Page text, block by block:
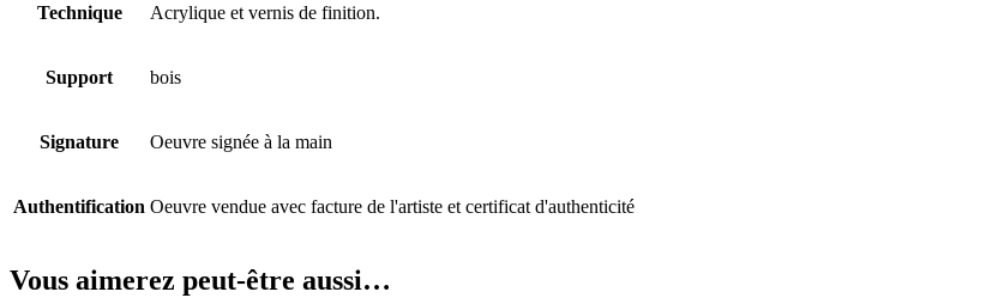
Technique Acrylique et vernis de finition.
Support bois
Signature Oeuvre signée à la main
Authentification Oeuvre vendue avec facture de l'artiste et certificat d'authenticité
Vous aimerez peut-être aussi…